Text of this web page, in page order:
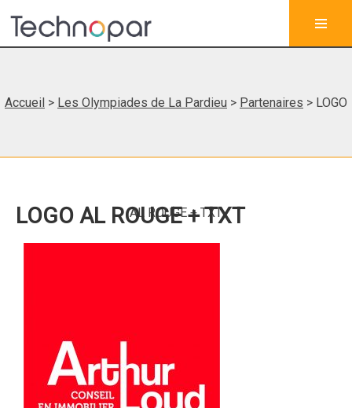
Accueil > Les Olympiades de La Pardieu > Partenaires > LOGO
AL ROUGE + TXT
LOGO AL ROUGE + TXT